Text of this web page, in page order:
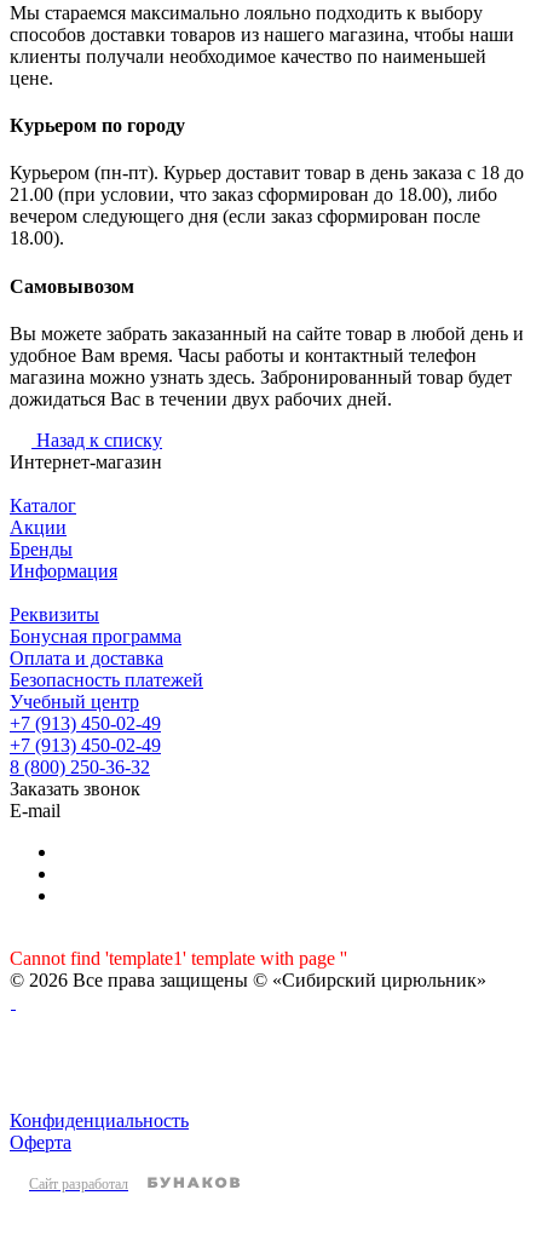
Мы стараемся максимально лояльно подходить к выбору
способов доставки товаров из нашего магазина, чтобы наши
клиенты получали необходимое качество по наименьшей
цене.
Курьером по городу
Курьером (пн-пт). Курьер доставит товар в день заказа с 18 до
21.00 (при условии, что заказ сформирован до 18.00), либо
вечером следующего дня (если заказ сформирован после
18.00).
Самовывозом
Вы можете забрать заказанный на сайте товар в любой день и
удобное Вам время. Часы работы и контактный телефон
магазина можно узнать здесь. Забронированный товар будет
дожидаться Вас в течении двух рабочих дней.
Назад к списку
Интернет-магазин
Каталог
Акции
Бренды
Информация
Реквизиты
Бонусная программа
Оплата и доставка
Безопасность платежей
Учебный центр
+7 (913) 450-02-49
+7 (913) 450-02-49
8 (800) 250-36-32
Заказать звонок
E-mail
Cannot find 'template1' template with page ''
© 2026 Все права защищены © «Сибирский цирюльник»
Конфиденциальность
Оферта
Сайт разработал